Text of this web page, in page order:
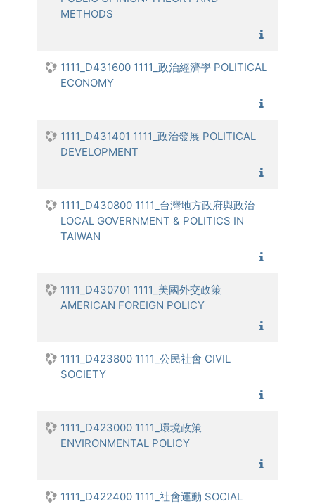
METHODS
1111_D431600 1111_政治經濟學 POLITICAL
ECONOMY
1111_D431401 1111_政治發展 POLITICAL
DEVELOPMENT
1111_D430800 1111_台灣地方政府與政治
LOCAL GOVERNMENT & POLITICS IN
TAIWAN
1111_D430701 1111_美國外交政策
AMERICAN FOREIGN POLICY
1111_D423800 1111_公民社會 CIVIL
SOCIETY
1111_D423000 1111_環境政策
ENVIRONMENTAL POLICY
1111_D422400 1111_社會運動 SOCIAL